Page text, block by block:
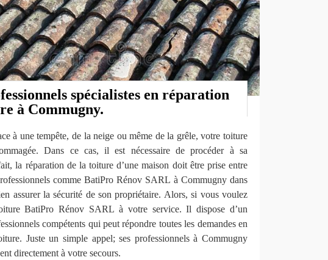
spécialistes en réparation
à Commugny.
à une tempête, de la neige ou même de la grêle, votre toiture
Dans ce cas, il est nécessaire de procéder à sa
la réparation de la toiture d’une maison doit être prise entre
comme BatiPro Rénov SARL à Commugny dans
assurer la sécurité de son propriétaire. Alors, si vous voulez
BatiPro Rénov SARL à votre service. Il dispose d’un
compétents qui peut répondre toutes les demandes en
Juste un simple appel; ses professionnels à Commugny
directement à votre secours.